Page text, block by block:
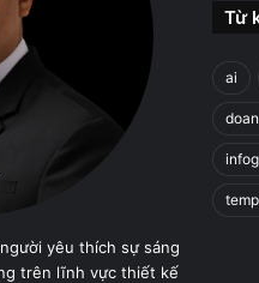
yêu thích sự sáng
trên lĩnh vực thiết kế
Từ
ai